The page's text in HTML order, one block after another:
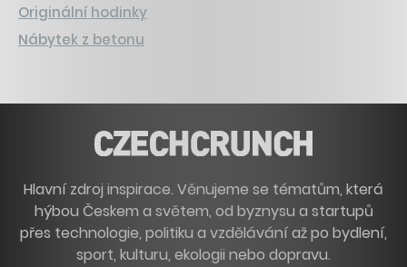
Originální hodinky
Nábytek z betonu
Hlavní zdroj inspirace. Věnujeme se tématům, která
hýbou Českem a světem, od byznysu a startupů
přes technologie, politiku a vzdělávání až po bydlení,
sport, kulturu, ekologii nebo dopravu.